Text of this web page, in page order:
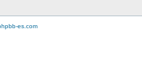
es.com